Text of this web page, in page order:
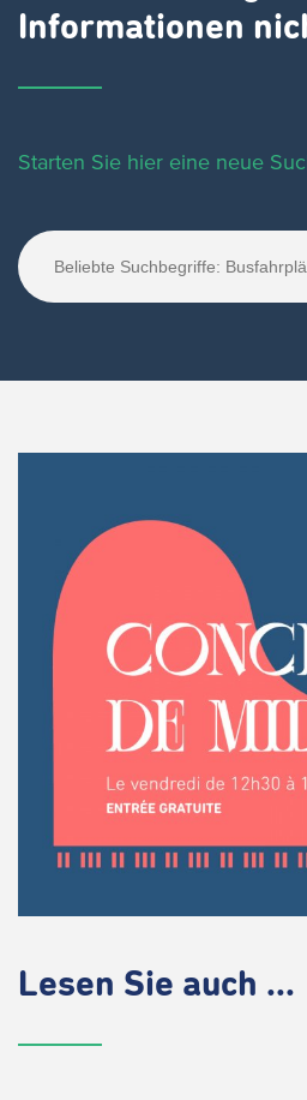
Informationen
Starten Sie hier eine neue
Lesen Sie auch ...